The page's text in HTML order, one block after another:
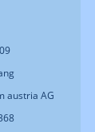
austria AG